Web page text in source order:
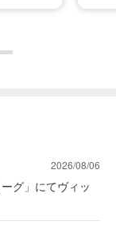
2026/08/06
グ」にてヴィッ